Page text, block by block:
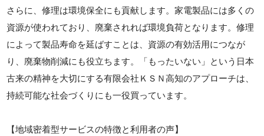
さらに、修理は環境保全にも貢献します。家電製品には多くの
資源が使われており、廃棄されれば環境負荷となります。修理
によって製品寿命を延ばすことは、資源の有効活用につなが
り、廃棄物削減にも役立ちます。「もったいない」という日本
古来の精神を大切にする有限会社ＫＳＮ高知のアプローチは、
持続可能な社会づくりにも一役買っています。
【地域密着型サービスの特徴と利用者の声】